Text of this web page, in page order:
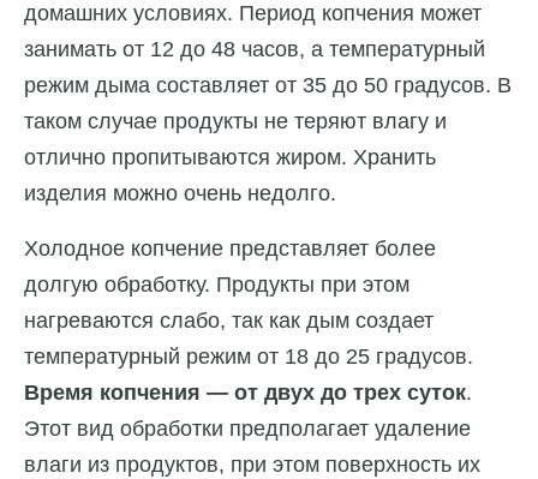
домашних условиях. Период копчения может
занимать от 12 до 48 часов, а температурный
режим дыма составляет от 35 до 50 градусов. В
таком случае продукты не теряют влагу и
отлично пропитываются жиром. Хранить
изделия можно очень недолго.
Холодное копчение представляет более
долгую обработку. Продукты при этом
нагреваются слабо, так как дым создает
температурный режим от 18 до 25 градусов.
Время копчения — от двух до трех суток.
Этот вид обработки предполагает удаление
влаги из продуктов, при этом поверхность их